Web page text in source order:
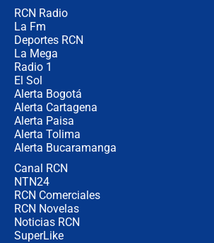
RCN Radio
La Fm
Deportes RCN
La Mega
Radio 1
El Sol
Alerta Bogotá
Alerta Cartagena
Alerta Paisa
Alerta Tolima
Alerta Bucaramanga
Canal RCN
NTN24
RCN Comerciales
RCN Novelas
Noticias RCN
SuperLike